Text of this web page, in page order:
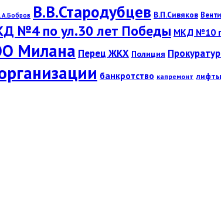
В.В.Стародубцев В.П.Сивяков
№4 по ул.30 лет Победы МКД №10
Милана Перец ЖКХ Полиция
банкротство капремонт лифты